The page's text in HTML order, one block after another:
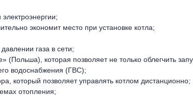
экономит место при установке котла;
газа в сети;
(Польша), которая позволяет не только облегчить
водоснабжения (ГВС);
который позволяет управлять котлом дистанционно;
отопления;